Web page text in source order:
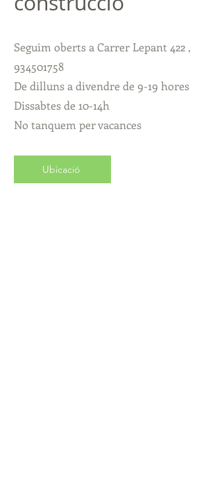
Seguim oberts a Carrer Lepant 422 ,
934501758
De dilluns a divendre de 9-19 hores
Dissabtes de 10-14h
No tanquem per vacances
Ubicació